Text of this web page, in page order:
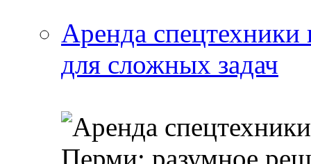
Аренда
для сложных задач